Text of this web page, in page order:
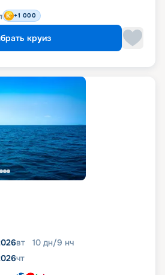
+1 000
круиз
вт 10 дн/9 нч
чт